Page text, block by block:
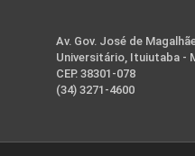
Av. Gov. José de
Universitário, Ituiutaba -
CEP. 38301-078
(34) 3271-4600